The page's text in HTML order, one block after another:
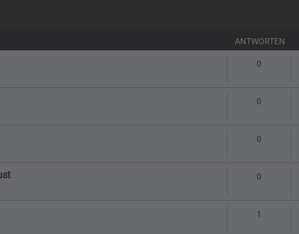
ANTWORTEN
0
0
0
0
1